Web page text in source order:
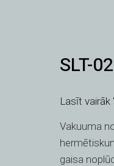
SLT-
02
noplūdes
Lasīt vairāk
Vakuuma
gaisa